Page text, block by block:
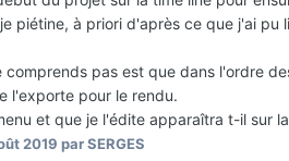
piétine, à priori d'après ce que j'ai
comprends pas est que dans l'ordre
l'exporte pour le rendu.
et que je l'édite apparaîtra t-il sur
2019 par SERGES